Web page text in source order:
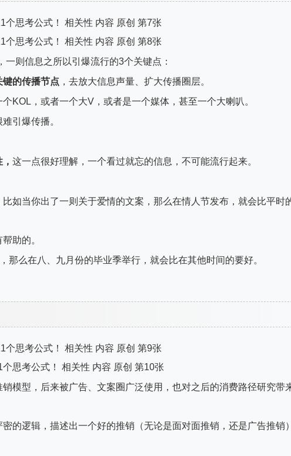
则信息之所以引爆流行的3个关键点：
的传播节点 ，去放大信息声量、扩大传播圈层。
KOL，或者一个大V，或者是一个媒体，甚至一个大喇叭。
引爆传播。
这一点很好理解，一个看过就忘的信息，不可能流行起来。
比如当你出了一则关于爱情的文案，那么在情人节发布，就会比平时
助的。
那么在八、九月份的毕业季举行，就会比在其他时间的要好。
模型，后来被广告、文案圈广泛使用，也对之后的消费路径研究带
的逻辑，描述出一个好的推销（无论是面对面推销，还是广告推销